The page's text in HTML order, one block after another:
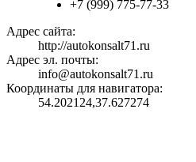
+7 (999) 775-77-33
Адрес сайта:
http://autokonsalt71.ru
Адрес эл. почты:
info@autokonsalt71.ru
Координаты для навигатора:
54.202124,37.627274